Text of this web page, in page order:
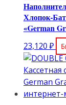
Хлопок-
«German
23,120 ₽